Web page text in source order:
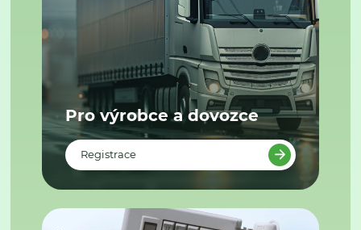
Pro výrobce a dovozce
Registrace